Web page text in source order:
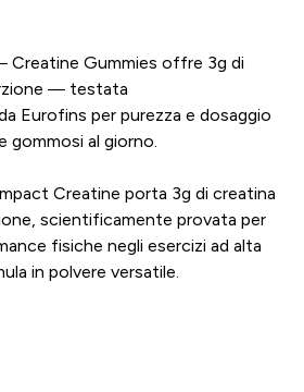
Creatine Gummies offre 3g di
— testata
Eurofins per purezza e dosaggio
al giorno.
Creatine porta 3g di creatina
scientificamente provata per
fisiche negli esercizi ad alta
in polvere versatile.